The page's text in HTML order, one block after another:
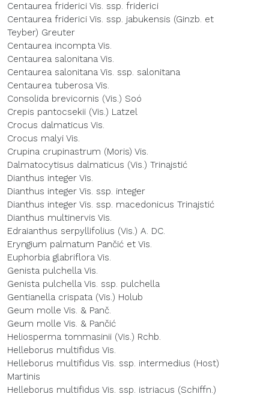
Centaurea friderici Vis. ssp. friderici
Centaurea friderici Vis. ssp. jabukensis (Ginzb. et
Teyber) Greuter
Centaurea incompta Vis.
Centaurea salonitana Vis.
Centaurea salonitana Vis. ssp. salonitana
Centaurea tuberosa Vis.
Consolida brevicornis (Vis.) Soó
Crepis pantocsekii (Vis.) Latzel
Crocus dalmaticus Vis.
Crocus malyi Vis.
Crupina crupinastrum (Moris) Vis.
Dalmatocytisus dalmaticus (Vis.) Trinajstić
Dianthus integer Vis.
Dianthus integer Vis. ssp. integer
Dianthus integer Vis. ssp. macedonicus Trinajstić
Dianthus multinervis Vis.
Edraianthus serpyllifolius (Vis.) A. DC.
Eryngium palmatum Pančić et Vis.
Euphorbia glabriflora Vis.
Genista pulchella Vis.
Genista pulchella Vis. ssp. pulchella
Gentianella crispata (Vis.) Holub
Geum molle Vis. & Panč.
Geum molle Vis. & Pančić
Heliosperma tommasinii (Vis.) Rchb.
Helleborus multifidus Vis.
Helleborus multifidus Vis. ssp. intermedius (Host)
Martinis
Helleborus multifidus Vis. ssp. istriacus (Schiffn.)